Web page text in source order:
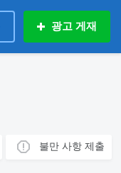
광고 게재
불만 사항 제출